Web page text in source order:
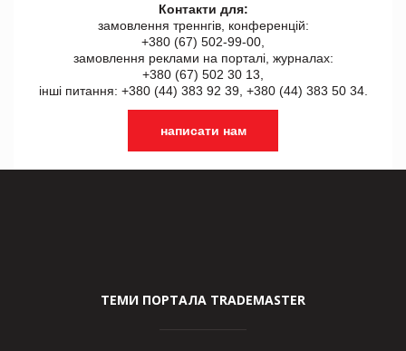
Контакти для:
замовлення треннгів, конференцій:
+380 (67) 502-99-00,
замовлення реклами на порталі, журналах:
+380 (67) 502 30 13,
інші питання: +380 (44) 383 92 39, +380 (44) 383 50 34.
написати нам
ТЕМИ ПОРТАЛА TRADEMASTER